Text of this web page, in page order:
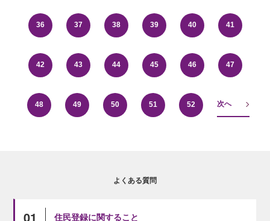
36 37 38 39 40 41
42 43 44 45 46 47
48 49 50 51 52 次へ
よくある質問
01 住民登録に関すること